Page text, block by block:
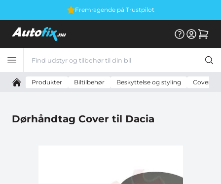
Fremragende på Trustpilot
Produkter Biltilbehør Beskyttelse og styling Cover
Dørhåndtag Cover til Dacia